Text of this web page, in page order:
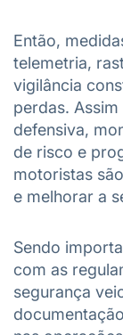
Então,
telemetria,
vigilância
perdas.
defensiva,
de risco e
motoristas
e melhorar a
Sendo
com as
segurança